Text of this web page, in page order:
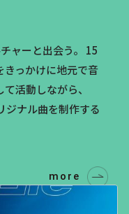
ャーと出会う。 15
きっかけに地元で音
活動しながら、
ジナル曲を制作する
more